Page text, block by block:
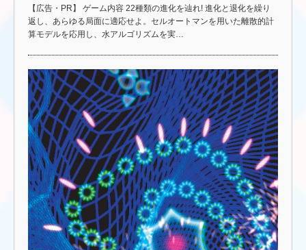
【広告・PR】 ゲーム内容 22種類の進化を辿れ! 進化と退化を繰り
返し、あらゆる局面に適応せよ。セルオートマンを用いた離散的計
算モデルを応用し、水アルゴリズムを実…